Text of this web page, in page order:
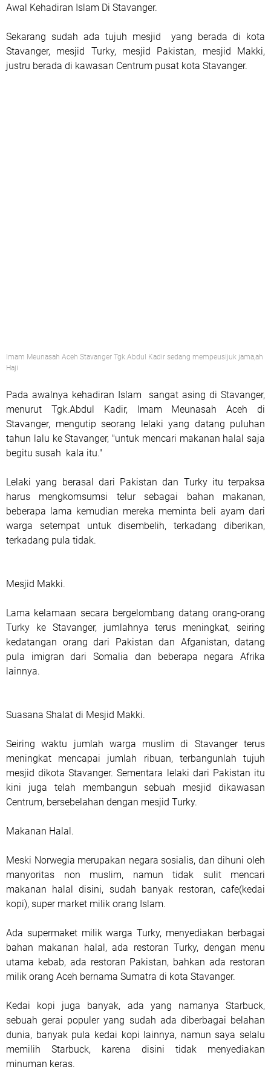
Awal Kehadiran Islam Di Stavanger.
Sekarang sudah ada tujuh mesjid yang berada di kota
Stavanger, mesjid Turky, mesjid Pakistan, mesjid Makki,
justru berada di kawasan Centrum pusat kota Stavanger.
Imam Meunasah Aceh Stavanger Tgk.Abdul Kadir sedang mempeusijuk jama,ah
Haji
Pada awalnya kehadiran Islam sangat asing di Stavanger,
menurut Tgk.Abdul Kadir, Imam Meunasah Aceh di
Stavanger, mengutip seorang lelaki yang datang puluhan
tahun lalu ke Stavanger, "untuk mencari makanan halal saja
begitu susah kala itu."
Lelaki yang berasal dari Pakistan dan Turky itu terpaksa
harus mengkomsumsi telur sebagai bahan makanan,
beberapa lama kemudian mereka meminta beli ayam dari
warga setempat untuk disembelih, terkadang diberikan,
terkadang pula tidak.
Mesjid Makki.
Lama kelamaan secara bergelombang datang orang-orang
Turky ke Stavanger, jumlahnya terus meningkat, seiring
kedatangan orang dari Pakistan dan Afganistan, datang
pula imigran dari Somalia dan beberapa negara Afrika
lainnya.
Suasana Shalat di Mesjid Makki.
Seiring waktu jumlah warga muslim di Stavanger terus
meningkat mencapai jumlah ribuan, terbangunlah tujuh
mesjid dikota Stavanger. Sementara lelaki dari Pakistan itu
kini juga telah membangun sebuah mesjid dikawasan
Centrum, bersebelahan dengan mesjid Turky.
Makanan Halal.
Meski Norwegia merupakan negara sosialis, dan dihuni oleh
manyoritas non muslim, namun tidak sulit mencari
makanan halal disini, sudah banyak restoran, cafe(kedai
kopi), super market milik orang Islam.
Ada supermaket milik warga Turky, menyediakan berbagai
bahan makanan halal, ada restoran Turky, dengan menu
utama kebab, ada restoran Pakistan, bahkan ada restoran
milik orang Aceh bernama Sumatra di kota Stavanger.
Kedai kopi juga banyak, ada yang namanya Starbuck,
sebuah gerai populer yang sudah ada diberbagai belahan
dunia, banyak pula kedai kopi lainnya, namun saya selalu
memilih Starbuck, karena disini tidak menyediakan
minuman keras.